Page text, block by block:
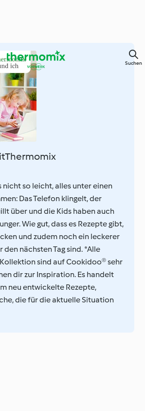
Suchen
nicht so leicht, alles unter einen
Das Telefon klingelt, der
über und die Kids haben auch
Wie gut, dass es Rezepte gibt,
und zudem noch ein leckerer
den nächsten Tag sind. *Alle
sind auf Cookidoo® sehr
dir zur Inspiration. Es handelt
neu entwickelte Rezepte,
die für die aktuelle Situation